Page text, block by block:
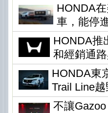
HONDA
車，能停
HONDA推
和經銷通
HONDA東
Trail Line
不讓